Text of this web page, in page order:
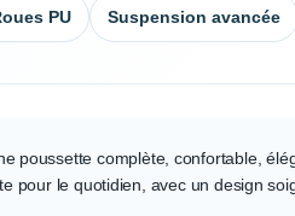
PU Suspension avancée
poussette complète, confortable,
pour le quotidien, avec un design